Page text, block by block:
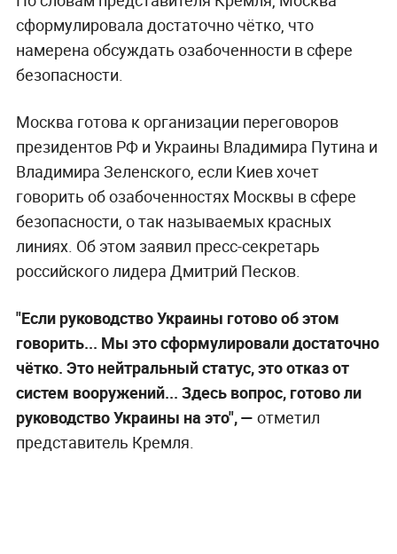
сформулировала достаточно чётко, что
намерена обсуждать озабоченности в сфере
безопасности.
Москва готова к организации переговоров
президентов РФ и Украины Владимира Путина и
Владимира Зеленского, если Киев хочет
говорить об озабоченностях Москвы в сфере
безопасности, о так называемых красных
линиях. Об этом заявил пресс-секретарь
российского лидера Дмитрий Песков.
"Если руководство Украины готово об этом
говорить... Мы это сформулировали достаточно
чётко. Это нейтральный статус, это отказ от
систем вооружений... Здесь вопрос, готово ли
руководство Украины на это", — отметил
представитель Кремля.